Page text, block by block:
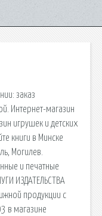
заказ
Интернет-магазин
игрушек и детских
книги в Минске
Могилев.
и печатные
ИЗДАТЕЛЬСТВА
продукции с
в магазине